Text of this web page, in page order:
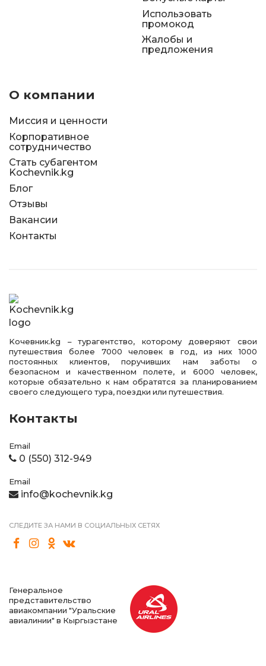
Использовать
промокод
Жалобы и
предложения
О компании
Миссия и ценности
Корпоративное
сотрудничество
Стать субагентом
Kochevnik.kg
Блог
Отзывы
Вакансии
Контакты
Kочевник.kg – турагентство, которому доверяют свои
путешествия более 7000 человек в год, из них 1000
постоянных клиентов, поручивших нам заботы о
безопасном и качественном полете, и 6000 человек,
которые обязательно к нам обратятся за планированием
своего следующего тура, поездки или путешествия.
Контакты
Email
0 (550) 312-949
Email
info@kochevnik.kg
СЛЕДИТЕ ЗА НАМИ В СОЦИАЛЬНЫХ СЕТЯХ
Генеральное
представительство
авиакомпании "Уральские
авиалинии" в Кыргызстане